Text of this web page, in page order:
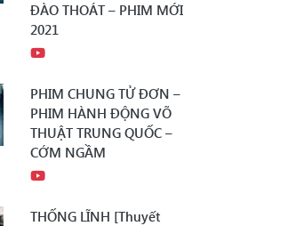
ĐÀO THOÁT – PHIM MỚI
2021
PHIM CHUNG TỬ ĐƠN –
PHIM HÀNH ĐỘNG VÕ
THUẬT TRUNG QUỐC –
CỚM NGẦM
THỐNG LĨNH [Thuyết